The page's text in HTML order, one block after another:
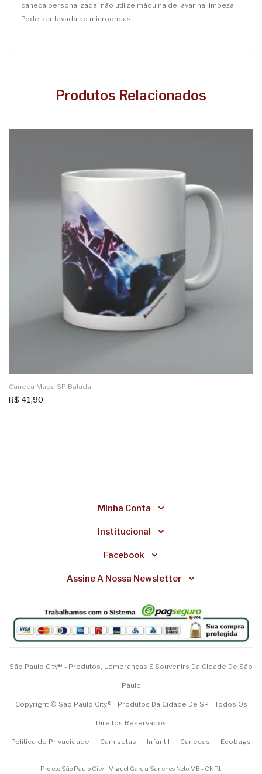
caneca personalizada, não utilize máquina de lavar na limpeza.
Pode ser levada ao microondas.
Produtos Relacionados
Caneca Mapa SP Balada
R$ 41,90
Minha Conta
Institucional
Facebook
Assine A Nossa Newsletter
São Paulo City® - Produtos, Lembranças E Souvenirs Da Cidade De São
Paulo
Copyright © São Paulo City® - Produtos Da Cidade De SP - Todos Os
Direitos Reservados
Política de Privacidade Camisetas Infantil Canecas Ecobags
Projeto São Paulo City | Miguel Garcia Sanches Neto ME - CNPJ: